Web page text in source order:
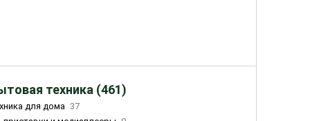
техника (461)
для дома 37